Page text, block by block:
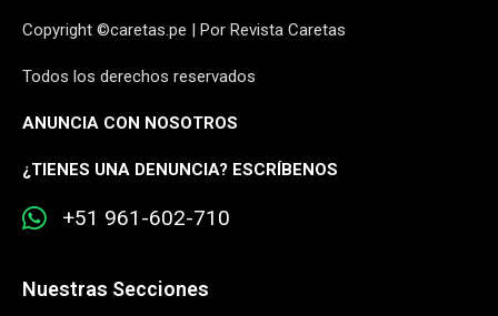
Copyright ©caretas.pe | Por Revista Caretas
Todos los derechos reservados
ANUNCIA CON NOSOTROS
¿TIENES UNA DENUNCIA? ESCRÍBENOS
+51 961-602-710
Nuestras Secciones